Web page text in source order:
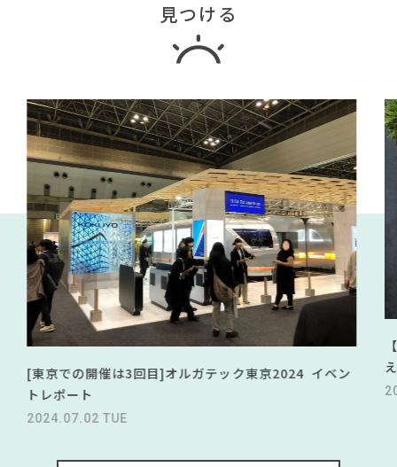
見つける
[東京での開催は3回目]オルガテック東京2024 イベン
トレポート
2024.07.02 TUE